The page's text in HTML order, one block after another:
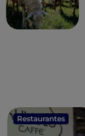
Restaurantes